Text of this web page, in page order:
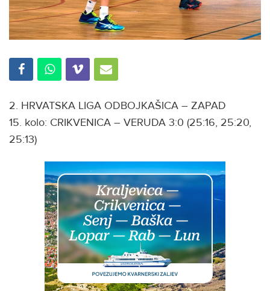
2. HRVATSKA LIGA ODBOJKAŠICA – ZAPAD
15. kolo: CRIKVENICA – VERUDA 3:0 (25:16, 25:20,
25:13)